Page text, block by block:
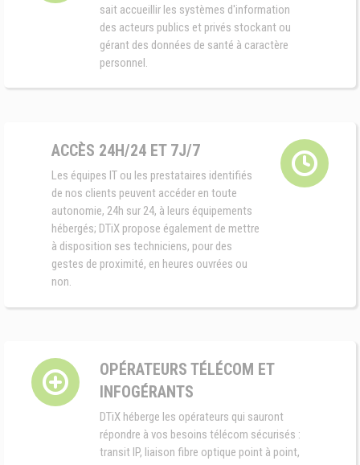
sait accueillir les systèmes d'information
des acteurs publics et privés stockant ou
gérant des données de santé à caractère
personnel.
ACCÈS 24H/24 ET 7J/7
Les équipes IT ou les prestataires identifiés
de nos clients peuvent accéder en toute
autonomie, 24h sur 24, à leurs équipements
hébergés; DTiX propose également de mettre
à disposition ses techniciens, pour des
gestes de proximité, en heures ouvrées ou
non.
OPÉRATEURS TÉLÉCOM ET
INFOGÉRANTS
DTiX héberge les opérateurs qui sauront
répondre à vos besoins télécom sécurisés :
transit IP, liaison fibre optique point à point,